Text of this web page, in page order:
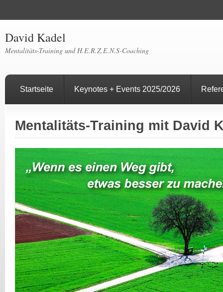
David Kadel
Mentalitäts-Training und H.E.R.Z.E.N.S-Coaching
Startseite Keynotes + Events 2025/2026
Mentalitäts-Training mit David